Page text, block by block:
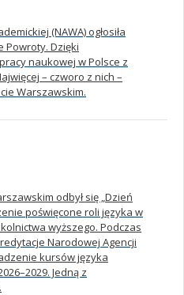
(NAWA) ogłosiła
Powroty. Dzięki
naukowej w Polsce z
– czworo z nich –
Warszawskim.
odbył się „Dzień
poświęcone roli języka w
wyższego. Podczas
Narodowej Agencji
kursów języka
Jedną z